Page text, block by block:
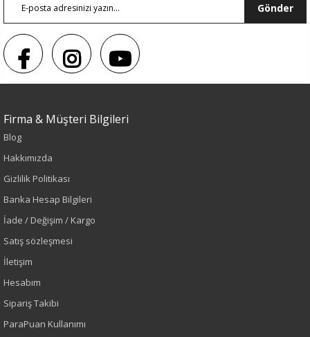
Sezon : KIŞLIK
Lacivert
Sonbahar-Kış
Yetişkin
Gönder
Firma & Müşteri Bilgileri
Blog
Hakkımızda
Gizlilik Politikası
Banka Hesap Bilgileri
İade / Değişim / Kargo
Satış sözleşmesi
İletişim
Hesabım
Sipariş Takibi
ParaPuan Kullanımı